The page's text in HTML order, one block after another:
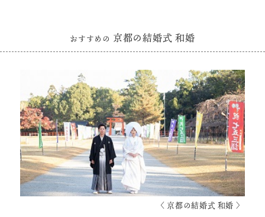
おすすめの 京都の結婚式 和婚
〈 京都の結婚式 和婚 〉